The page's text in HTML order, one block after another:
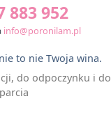
883 952
info@poronilam.pl
to nie Twoja wina.
do odpoczynku i do